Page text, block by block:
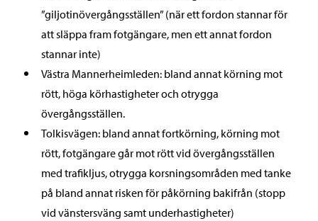
”giljotinövergångsställen” (när ett fordon stannar för
att släppa fram fotgängare, men ett annat fordon
stannar inte)
Västra Mannerheimleden: bland annat körning mot
rött, höga körhastigheter och otrygga
övergångsställen.
Tolkisvägen: bland annat fortkörning, körning mot
rött, fotgängare går mot rött vid övergångsställen
med trafikljus, otrygga korsningsområden med tanke
på bland annat risken för påkörning bakifrån (stopp
vid vänstersväng samt underhastigheter)